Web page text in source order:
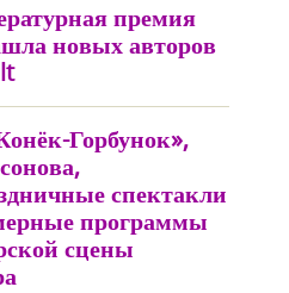
премия
новых авторов
Горбунок»,
спектакли
программы
сцены